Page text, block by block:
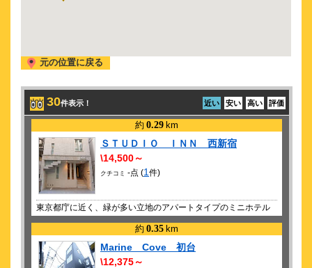
元の位置に戻る
30件表示！ 近い 安い 高い 評価
約 0.29 km
ＳＴＵＤＩＯ ＩＮＮ 西新宿
\14,500～
クチコミ -点 (1 件)
東京都庁に近く、緑が多い立地のアパートタイプのミニホテル
約 0.35 km
Marine Cove 初台
\12,375～